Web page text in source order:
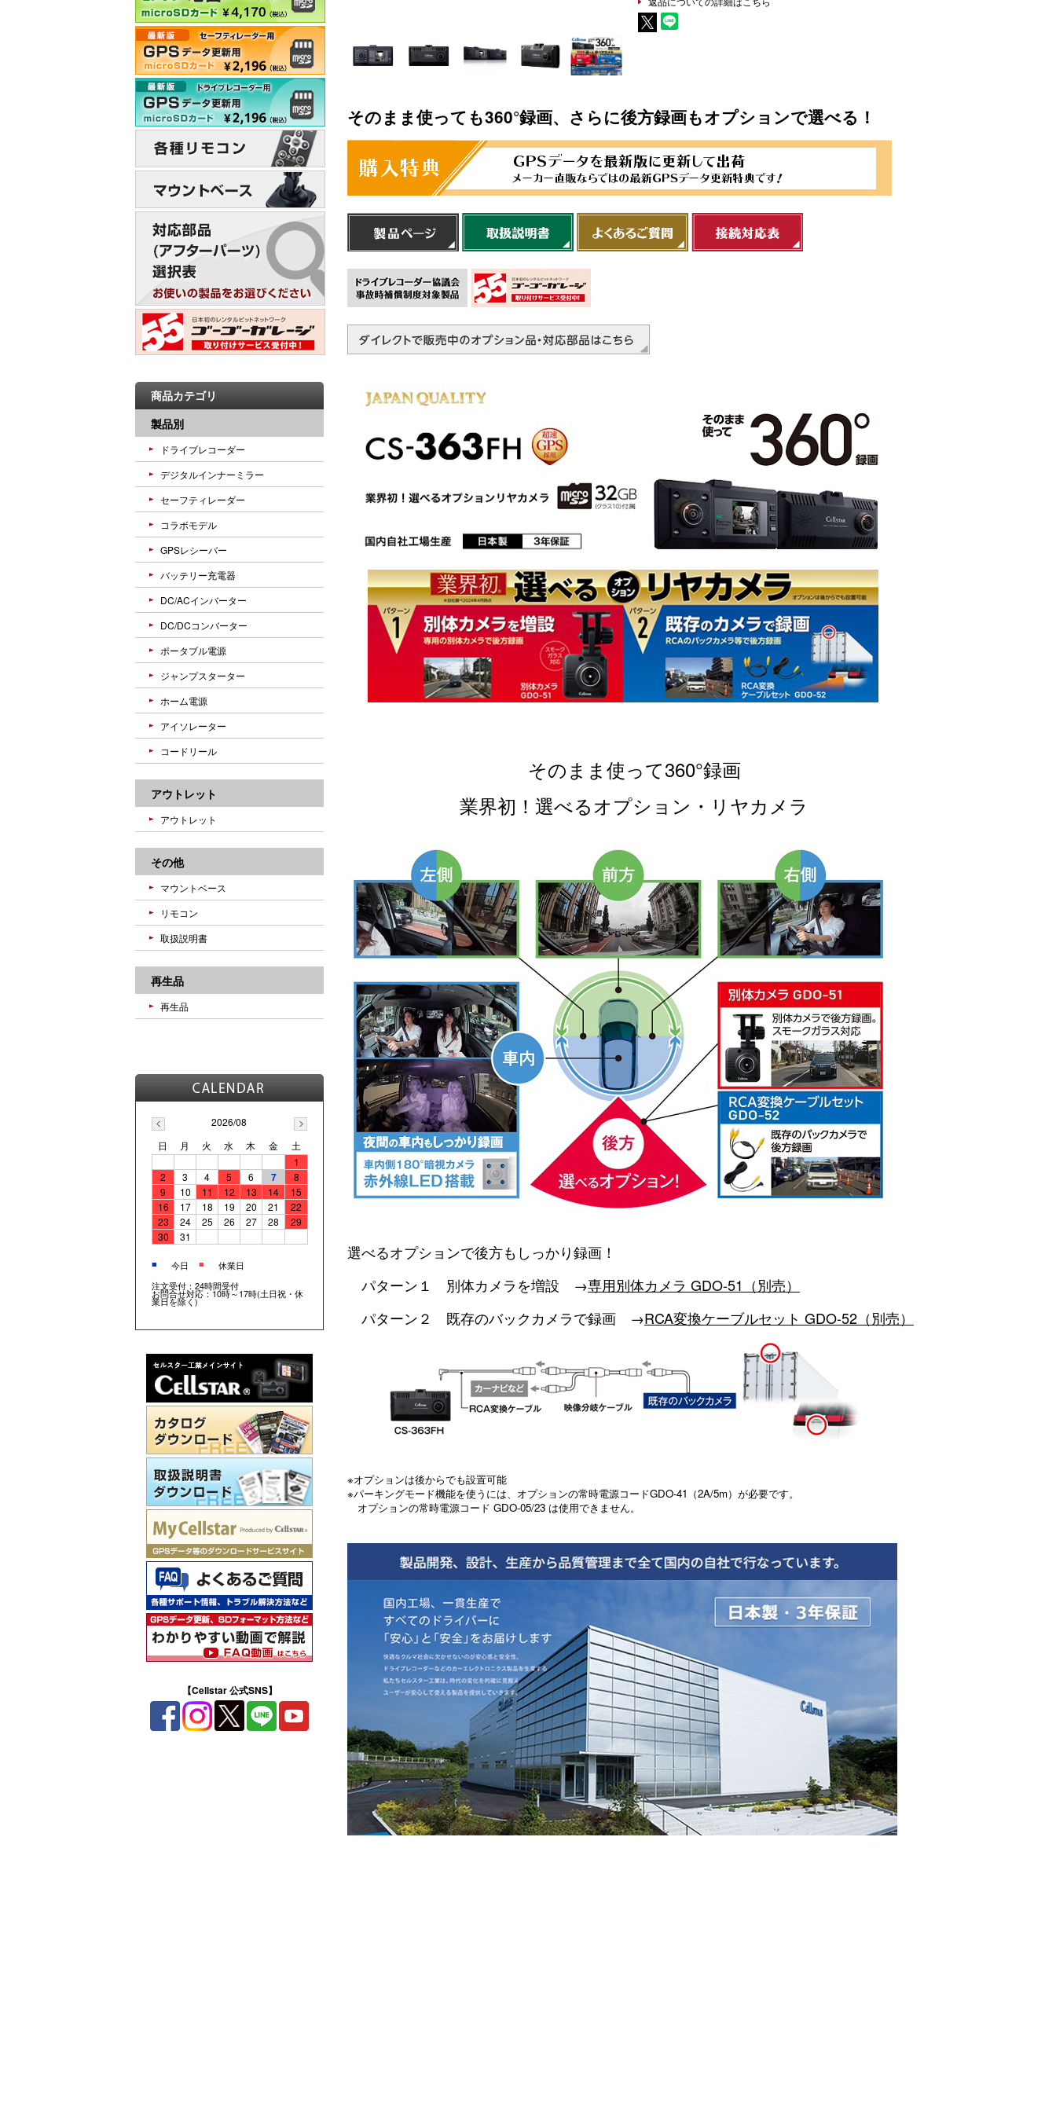
そのまま使っても360°録画、さらに後方録画もオプションで選べる！
そのまま使って360°録画
業界初！選べるオプション・リヤカメラ
選べるオプションで後方もしっかり録画！
パターン１ 別体カメラを増設 →専用別体カメラ GDO-51（別売）
パターン２ 既存のバックカメラで録画 →RCA変換ケーブルセット GDO-52（別売）
※オプションは後からでも設置可能
※パーキングモード機能を使うには、オプションの常時電源コードGDO-41（2A/5m）が必要です。
オプションの常時電源コード GDO-05/23 は使用できません。
商品カテゴリ
製品別
ドライブレコーダー
デジタルインナーミラー
セーフティレーダー
コラボモデル
GPSレシーバー
バッテリー充電器
DC/ACインバーター
DC/DCコンバーター
ポータブル電源
ジャンプスターター
ホーム電源
アイソレーター
コードリール
アウトレット
アウトレット
その他
マウントベース
リモコン
取扱説明書
再生品
再生品
2026/08
日
月 火 水 木 金
土
1
2
3 4 5 6 7
8
9
10 11 12 13 14
15
16
17 18 19 20 21
22
23
24 25 26 27 28
29
30
31
■ 今日 ■
休業日
注文受付：24時間受付
お問合せ対応：10時～17時(土日祝・休
業日を除く)
【Cellstar 公式SNS】